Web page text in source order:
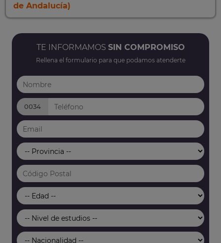
de Andalucía)
TE INFORMAMOS SIN COMPROMISO
Rellena el formulario para que podamos atenderte
0034